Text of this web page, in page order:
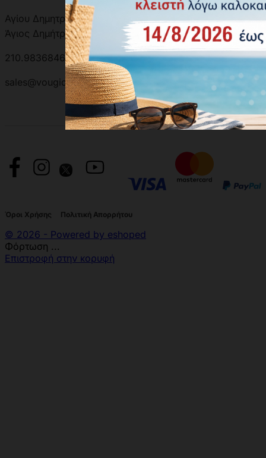
Αγίου Δημητρίου 301, 17342
Άγιος Δημήτριος, Ελλάδα
210.9836846 | 210.9881501
sales@vougioukas.gr
Όροι Χρήσης Πολιτική Απορρήτου
© 2026 - Powered by eshoped
Φόρτωση ...
Επιστροφή στην κορυφή